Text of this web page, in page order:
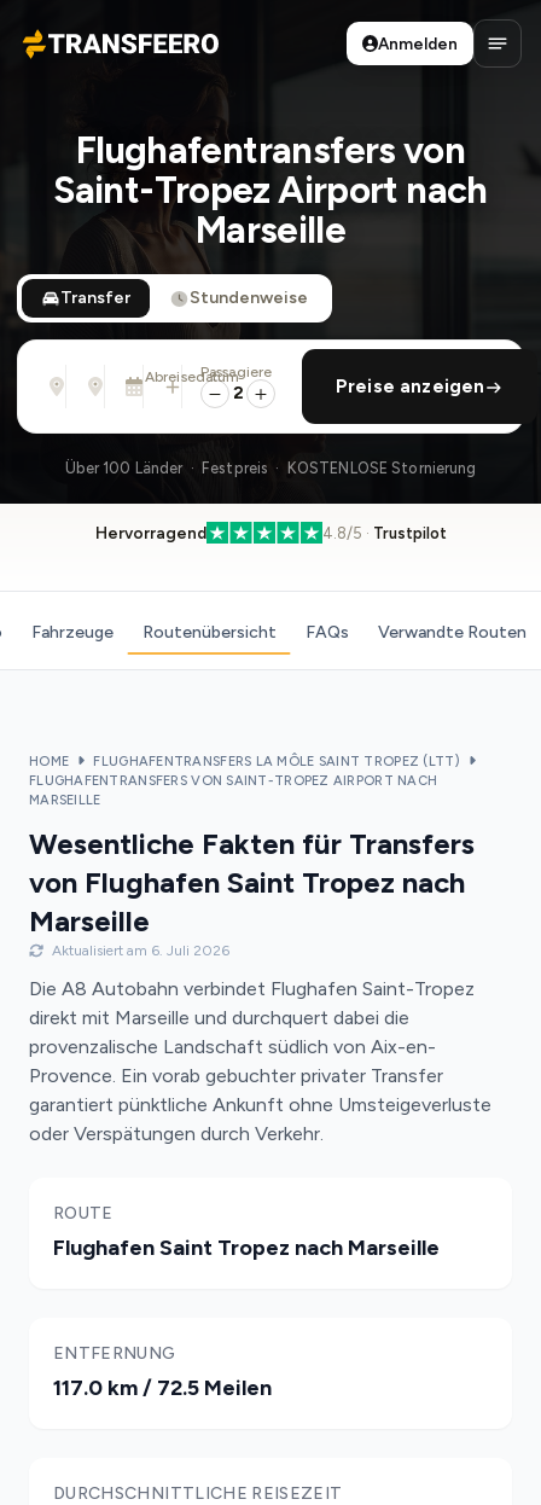
Transfeero
Anmelden
Flughafentransfers von
Saint-Tropez Airport nach
Marseille
Transfer Stundenweise
Von
Adresse, Flughafen, Hotel, ...
Nach
Adresse, Flughafen, Hotel, ...
Abreisedatum
Mi., 12. Aug. · 13:45
rückfahrt hinzufügen
Passagiere
2 Preise anzeigen
Über 100 Länder · Festpreis · KOSTENLOSE Stornierung
Hervorragend 4.8/5 · Trustpilot
Fahrzeuge Routenübersicht FAQs Verwandte Routen
HOME
FLUGHAFENTRANSFERS LA MÔLE SAINT TROPEZ (LTT)
FLUGHAFENTRANSFERS VON SAINT-TROPEZ AIRPORT NACH
MARSEILLE
Wesentliche Fakten für Transfers
von Flughafen Saint Tropez nach
Marseille
Aktualisiert am 6. Juli 2026
Die A8 Autobahn verbindet Flughafen Saint-Tropez
direkt mit Marseille und durchquert dabei die
provenzalische Landschaft südlich von Aix-en-
Provence. Ein vorab gebuchter privater Transfer
garantiert pünktliche Ankunft ohne Umsteigeverluste
oder Verspätungen durch Verkehr.
ROUTE
Flughafen Saint Tropez nach Marseille
ENTFERNUNG
117.0 km / 72.5 Meilen
DURCHSCHNITTLICHE REISEZEIT